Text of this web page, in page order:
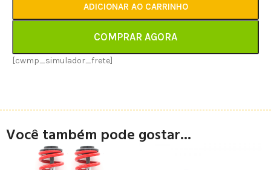
ADICIONAR AO CARRINHO
COMPRAR AGORA
[cwmp_simulador_frete]
Você também pode gostar...